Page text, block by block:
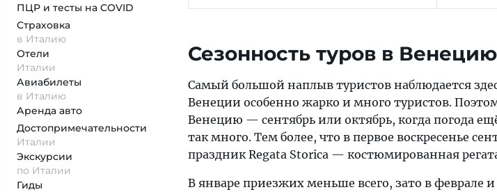
ПЦР и тесты на COVID
Страховка
в Италию
Отели
Италии
Авиабилеты
в Италию
Аренда авто
Достопримеча­тельности
Италии
Экскурсии
по Италии
Гиды
Сезонность туров в Венецию
Самый большой наплыв туристов наблюдается
Венеции особенно жарко и много туристов.
Венецию — сентябрь или октябрь, когда погода
так много. Тем более, что в первое воскресенье
праздник Regata Storica — костюмированная
В январе приезжих меньше всего, зато в феврале